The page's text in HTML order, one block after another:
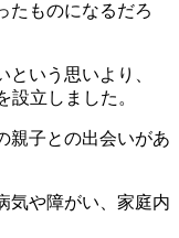
たものになるだろ
いう思いより、
設立しました。
親子との出会いがあ
気や障がい、家庭内